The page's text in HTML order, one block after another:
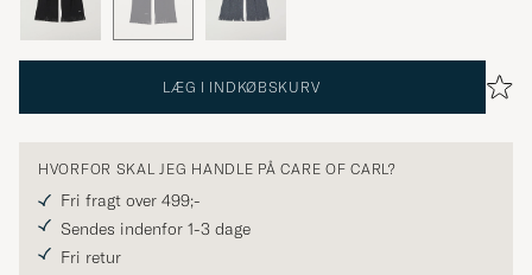
LÆG I INDKØBSKURV
HVORFOR SKAL JEG HANDLE PÅ CARE OF CARL?
Fri fragt over 499;-
Sendes indenfor 1-3 dage
Fri retur